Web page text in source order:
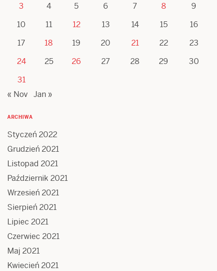
3
4 5 6 7 8
9
10
11 12 13 14 15
16
17
18 19 20 21 22
23
24
25 26 27 28 29
30
31
« Nov Jan »
ARCHIWA
Styczeń 2022
Grudzień 2021
Listopad 2021
Październik 2021
Wrzesień 2021
Sierpień 2021
Lipiec 2021
Czerwiec 2021
Maj 2021
Kwiecień 2021